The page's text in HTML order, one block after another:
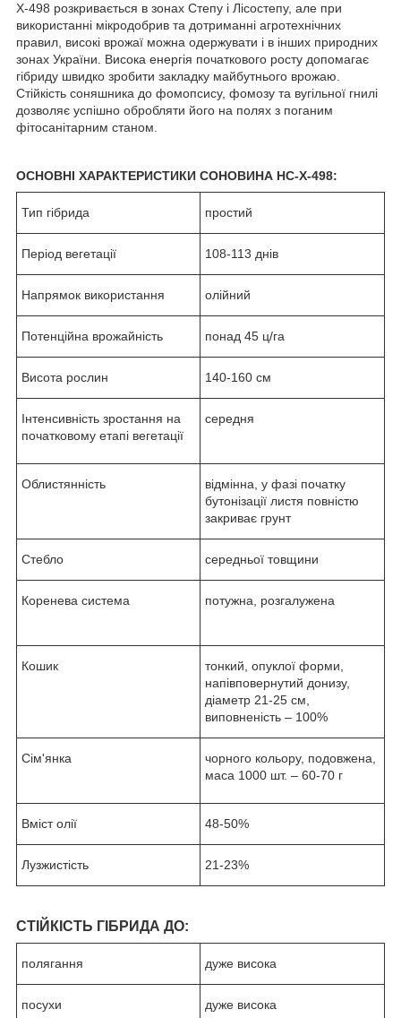
Х-498 розкривається в зонах Степу і Лісостепу, але при
використанні мікродобрив та дотриманні агротехнічних
правил, високі врожаї можна одержувати і в інших природних
зонах України. Висока енергія початкового росту допомагає
гібриду швидко зробити закладку майбутнього врожаю.
Стійкість соняшника до фомопсису, фомозу та вугільної гнилі
дозволяє успішно обробляти його на полях з поганим
фітосанітарним станом.
ОСНОВНІ ХАРАКТЕРИСТИКИ СОНОВИНА НС-Х-498:
Тип гібрида простий
Період вегетації 108-113 днів
Напрямок використання олійний
Потенційна врожайність понад 45 ц/га
Висота рослин 140-160 см
Інтенсивність зростання на
початковому етапі вегетації
середня
Облистянність
відмінна, у фазі початку
бутонізації листя повністю
закриває грунт
Стебло середньої товщини
Коренева система потужна, розгалужена
Кошик
тонкий, опуклої форми,
напівповернутий донизу,
діаметр 21-25 см,
виповненість – 100%
Сім'янка
чорного кольору, подовжена,
маса 1000 шт. – 60-70 г
Вміст олії 48-50%
Лузжистість 21-23%
СТІЙКІСТЬ ГІБРИДА ДО:
полягання дуже висока
посухи дуже висока